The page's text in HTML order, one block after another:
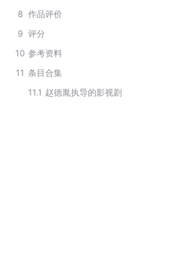
8 作品评价
9 评分
10 参考资料
11 条目合集
11.1 赵德胤执导的影视剧